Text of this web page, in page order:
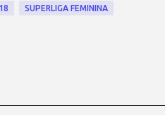
SUPERLIGA FEMININA